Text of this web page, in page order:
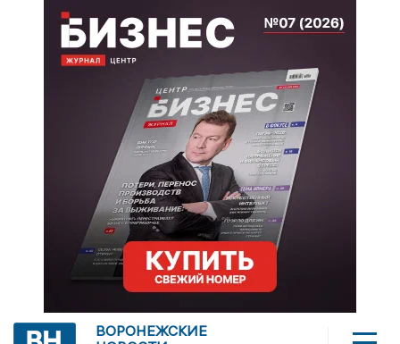
ВОРОНЕЖСКИЕ